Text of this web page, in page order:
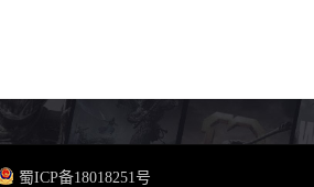
蜀ICP备18018251号